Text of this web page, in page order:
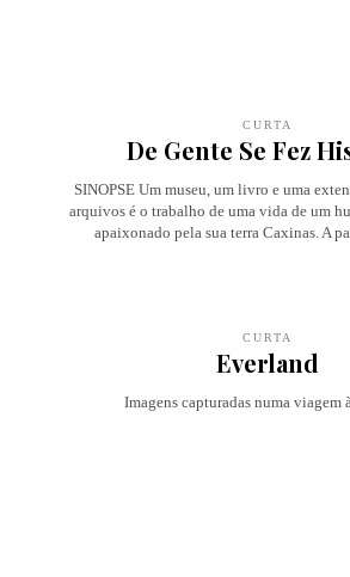
CURTA
De Gente Se Fez
SINOPSE Um museu, um livro e uma
arquivos é o trabalho de uma vida de um
apaixonado pela sua terra Caxinas. A
CURTA
Everland
Imagens capturadas numa viagem